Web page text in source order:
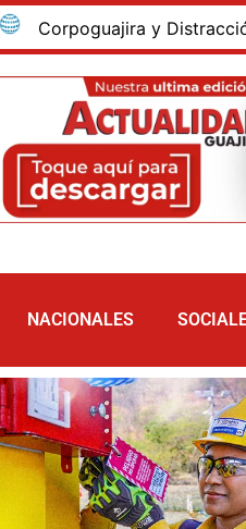
concertan los
NACIONALES